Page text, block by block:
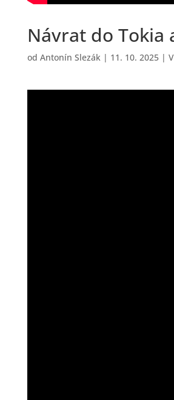
Návrat do Tokia
od Antonín Slezák| 11. 10. 2025|